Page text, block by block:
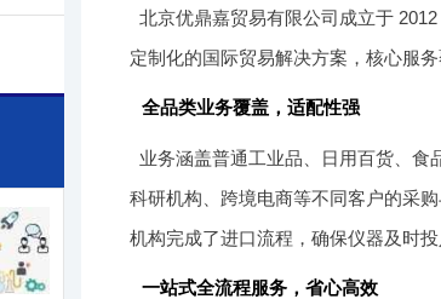
北京优鼎嘉贸易有限公司成立于
定制化的国际贸易解决方案，核心服
全品类业务覆盖，适配性强
业务涵盖普通工业品、日用百货、食
科研机构、跨境电商等不同客户的采
机构完成了进口流程，确保仪器及时投
一站式全流程服务，省心高效